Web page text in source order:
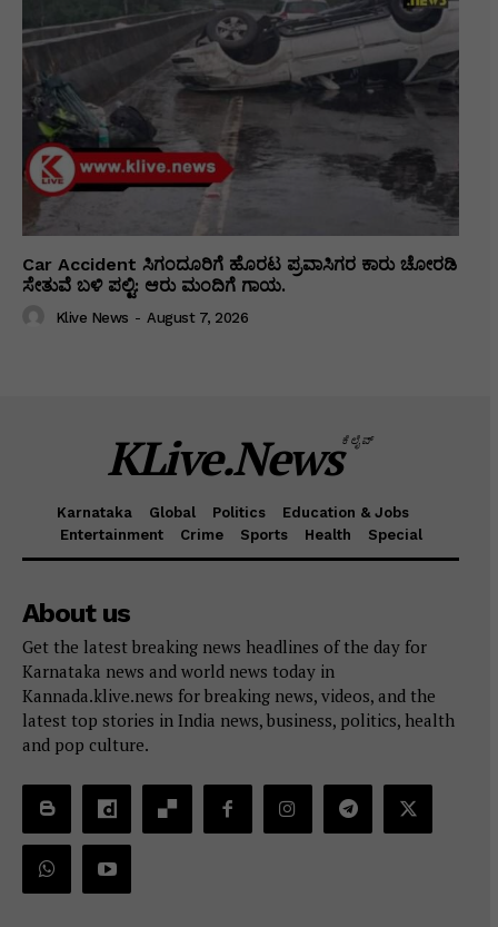
Car Accident ಸಿಗಂದೂರಿಗೆ ಹೊರಟ ಪ್ರವಾಸಿಗರ ಕಾರು ಚೋರಡಿ
ಸೇತುವೆ ಬಳಿ ಪಲ್ಟಿ: ಆರು ಮಂದಿಗೆ ಗಾಯ.
Klive News - August 7, 2026
KLive.Newsಕೆಲೈವ್
Karnataka Global Politics
Education & Jobs
Entertainment
Crime Sports Health Special
About us
Get the latest breaking news headlines of the day for
Karnataka news and world news today in
Kannada.klive.news for breaking news, videos, and the
latest top stories in India news, business, politics, health
and pop culture.